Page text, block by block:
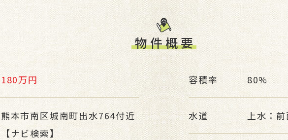
物件概要
180万円
熊本市南区城南町出水764付近
【ナビ検索】
容積率 80%
水道 上水：